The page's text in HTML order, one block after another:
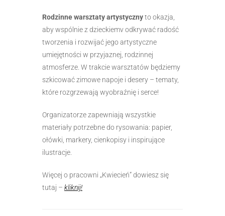
Rodzinne warsztaty artystycznyto okazja,
aby wspólnie z dzieckiemv odkrywać radość
tworzenia i rozwijać jego artystyczne
umiejętności w przyjaznej, rodzinnej
atmosferze. W trakcie warsztatów będziemy
szkicować zimowe napoje i desery – tematy,
które rozgrzewają wyobraźnię i serce!
Organizatorze zapewniają wszystkie
materiały potrzebne do rysowania: papier,
ołówki, markery, cienkopisy i inspirujące
ilustracje.
Więcej o pracowni „Kwiecień” dowiesz się
tutaj – kliknij!